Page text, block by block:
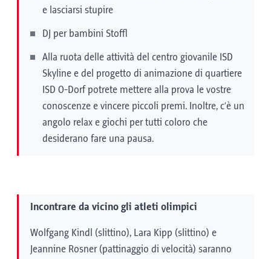
e lasciarsi stupire
DJ per bambini Stoffl
Alla ruota delle attività del centro giovanile ISD
Skyline e del progetto di animazione di quartiere
ISD O-Dorf potrete mettere alla prova le vostre
conoscenze e vincere piccoli premi. Inoltre, c’è un
angolo relax e giochi per tutti coloro che
desiderano fare una pausa.
Incontrare da vicino gli atleti olimpici
Wolfgang Kindl (slittino), Lara Kipp (slittino) e
Jeannine Rosner (pattinaggio di velocità) saranno